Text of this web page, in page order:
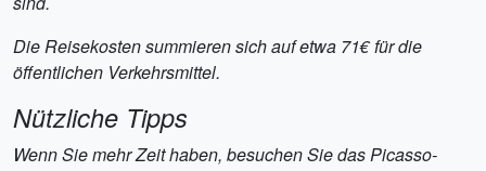
Die Reisekosten summieren sich auf etwa 71€ für die
öffentlichen Verkehrsmittel.
Nützliche Tipps
Wenn Sie mehr Zeit haben, besuchen Sie das Picasso-